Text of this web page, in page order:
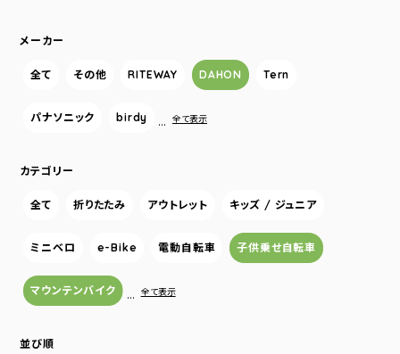
メーカー
全て その他 RITEWAY DAHON Tern
パナソニック birdy … 全て表示
カテゴリー
全て 折りたたみ アウトレット キッズ / ジュニア
ミニベロ e-Bike 電動自転車 子供乗せ自転車
マウンテンバイク … 全て表示
並び順